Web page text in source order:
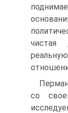
чистая
со